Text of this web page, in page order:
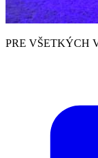
PRE VŠETKÝCH